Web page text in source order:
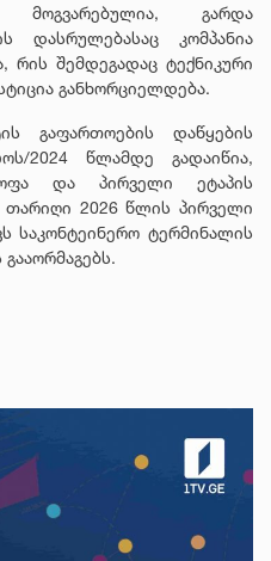
მოგვარებულია, გარდა
დასრულებასაც კომპანია
შემდეგადაც ტექნიკური
განხორციელდება.
გაფართოების დაწყების
2024 წლამდე გადაიწია,
და პირველი ეტაპის
2026 წლის პირველი
საკონტეინერო ტერმინალის